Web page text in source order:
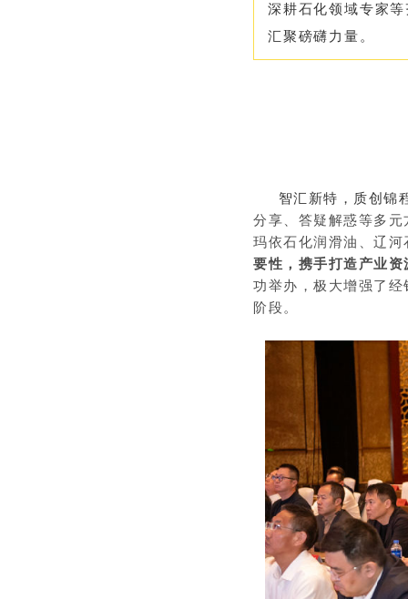
深耕石化领域专家
汇聚磅礴力量。
智汇新特，质创锦
分享、答疑解惑等多
玛依石化润滑油、辽
要性，携手打造产业
功举办，极大增强了
阶段。